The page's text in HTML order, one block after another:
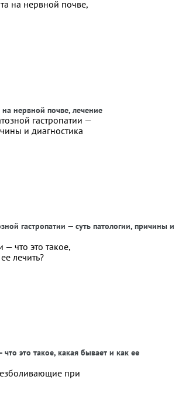
нервной почве, лечение
гастропатии — суть патологии, причины и
что это такое, какая бывает и как ее